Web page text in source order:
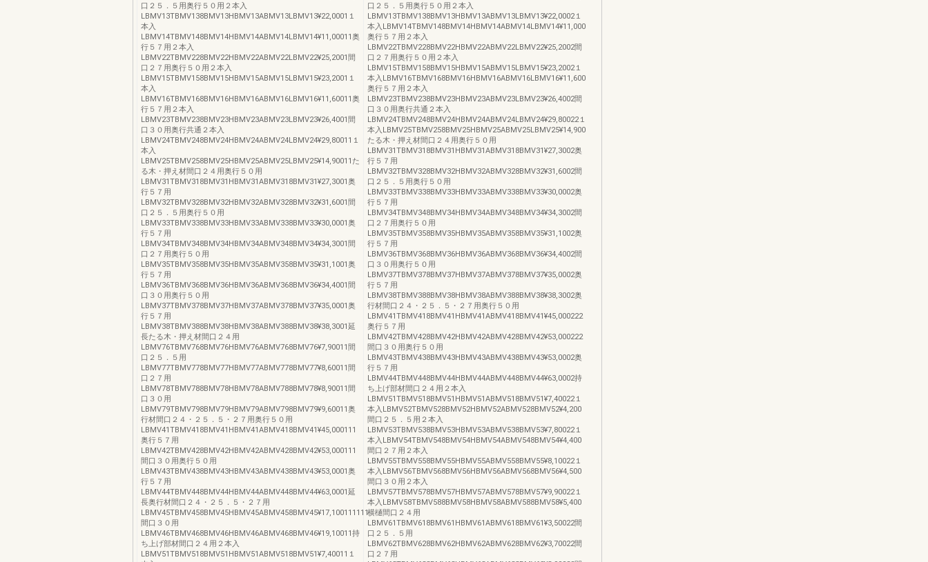
口２５．５用奥行５０用２本入
LBMV13TBMV138BMV13HBMV13ABMV13LBMV13¥22,0001１
本入
LBMV14TBMV148BMV14HBMV14ABMV14LBMV14¥11,00011奥
行５７用２本入
LBMV22TBMV228BMV22HBMV22ABMV22LBMV22¥25,2001間
口２７用奥行５０用２本入
LBMV15TBMV158BMV15HBMV15ABMV15LBMV15¥23,2001１
本入
LBMV16TBMV168BMV16HBMV16ABMV16LBMV16¥11,60011奥
行５７用２本入
LBMV23TBMV238BMV23HBMV23ABMV23LBMV23¥26,4001間
口３０用奥行共通２本入
LBMV24TBMV248BMV24HBMV24ABMV24LBMV24¥29,80011１
本入
LBMV25TBMV258BMV25HBMV25ABMV25LBMV25¥14,90011た
る木・押え材間口２４用奥行５０用
LBMV31TBMV318BMV31HBMV31ABMV318BMV31¥27,3001奥
行５７用
LBMV32TBMV328BMV32HBMV32ABMV328BMV32¥31,6001間
口２５．５用奥行５０用
LBMV33TBMV338BMV33HBMV33ABMV338BMV33¥30,0001奥
行５７用
LBMV34TBMV348BMV34HBMV34ABMV348BMV34¥34,3001間
口２７用奥行５０用
LBMV35TBMV358BMV35HBMV35ABMV358BMV35¥31,1001奥
行５７用
LBMV36TBMV368BMV36HBMV36ABMV368BMV36¥34,4001間
口３０用奥行５０用
LBMV37TBMV378BMV37HBMV37ABMV378BMV37¥35,0001奥
行５７用
LBMV38TBMV388BMV38HBMV38ABMV388BMV38¥38,3001延
長たる木・押え材間口２４用
LBMV76TBMV768BMV76HBMV76ABMV768BMV76¥7,90011間
口２５．５用
LBMV77TBMV778BMV77HBMV77ABMV778BMV77¥8,60011間
口２７用
LBMV78TBMV788BMV78HBMV78ABMV788BMV78¥8,90011間
口３０用
LBMV79TBMV798BMV79HBMV79ABMV798BMV79¥9,60011奥
行材間口２４・２５．５・２７用奥行５０用
LBMV41TBMV418BMV41HBMV41ABMV418BMV41¥45,000111
奥行５７用
LBMV42TBMV428BMV42HBMV42ABMV428BMV42¥53,000111
間口３０用奥行５０用
LBMV43TBMV438BMV43HBMV43ABMV438BMV43¥53,0001奥
行５７用
LBMV44TBMV448BMV44HBMV44ABMV448BMV44¥63,0001延
長奥行材間口２４・２５．５・２７用
LBMV45TBMV458BMV45HBMV45ABMV458BMV45¥17,100111111
間口３０用
LBMV46TBMV468BMV46HBMV46ABMV468BMV46¥19,10011持
ち上げ部材間口２４用２本入
LBMV51TBMV518BMV51HBMV51ABMV518BMV51¥7,40011１
口２５．５用奥行５０用２本入
LBMV13TBMV138BMV13HBMV13ABMV13LBMV13¥22,0002１
本入LBMV14TBMV148BMV14HBMV14ABMV14LBMV14¥11,000
奥行５７用２本入
LBMV22TBMV228BMV22HBMV22ABMV22LBMV22¥25,2002間
口２７用奥行５０用２本入
LBMV15TBMV158BMV15HBMV15ABMV15LBMV15¥23,2002１
本入LBMV16TBMV168BMV16HBMV16ABMV16LBMV16¥11,600
奥行５７用２本入
LBMV23TBMV238BMV23HBMV23ABMV23LBMV23¥26,4002間
口３０用奥行共通２本入
LBMV24TBMV248BMV24HBMV24ABMV24LBMV24¥29,80022１
本入LBMV25TBMV258BMV25HBMV25ABMV25LBMV25¥14,900
たる木・押え材間口２４用奥行５０用
LBMV31TBMV318BMV31HBMV31ABMV318BMV31¥27,3002奥
行５７用
LBMV32TBMV328BMV32HBMV32ABMV328BMV32¥31,6002間
口２５．５用奥行５０用
LBMV33TBMV338BMV33HBMV33ABMV338BMV33¥30,0002奥
行５７用
LBMV34TBMV348BMV34HBMV34ABMV348BMV34¥34,3002間
口２７用奥行５０用
LBMV35TBMV358BMV35HBMV35ABMV358BMV35¥31,1002奥
行５７用
LBMV36TBMV368BMV36HBMV36ABMV368BMV36¥34,4002間
口３０用奥行５０用
LBMV37TBMV378BMV37HBMV37ABMV378BMV37¥35,0002奥
行５７用
LBMV38TBMV388BMV38HBMV38ABMV388BMV38¥38,3002奥
行材間口２４・２５．５・２７用奥行５０用
LBMV41TBMV418BMV41HBMV41ABMV418BMV41¥45,000222
奥行５７用
LBMV42TBMV428BMV42HBMV42ABMV428BMV42¥53,000222
間口３０用奥行５０用
LBMV43TBMV438BMV43HBMV43ABMV438BMV43¥53,0002奥
行５７用
LBMV44TBMV448BMV44HBMV44ABMV448BMV44¥63,0002持
ち上げ部材間口２４用２本入
LBMV51TBMV518BMV51HBMV51ABMV518BMV51¥7,40022１
本入LBMV52TBMV528BMV52HBMV52ABMV528BMV52¥4,200
間口２５．５用２本入
LBMV53TBMV538BMV53HBMV53ABMV538BMV53¥7,80022１
本入LBMV54TBMV548BMV54HBMV54ABMV548BMV54¥4,400
間口２７用２本入
LBMV55TBMV558BMV55HBMV55ABMV558BMV55¥8,10022１
本入LBMV56TBMV568BMV56HBMV56ABMV568BMV56¥4,500
間口３０用２本入
LBMV57TBMV578BMV57HBMV57ABMV578BMV57¥9,90022１
本入LBMV58TBMV588BMV58HBMV58ABMV588BMV58¥5,400
横樋間口２４用
LBMV61TBMV618BMV61HBMV61ABMV618BMV61¥3,50022間
口２５．５用
LBMV62TBMV628BMV62HBMV62ABMV628BMV62¥3,70022間
口２７用